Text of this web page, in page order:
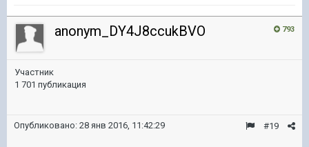
793
anonym_DY4J8ccukBVO
Участник
1 701 публикация
#19
Опубликовано: 28 янв 2016, 11:42:29